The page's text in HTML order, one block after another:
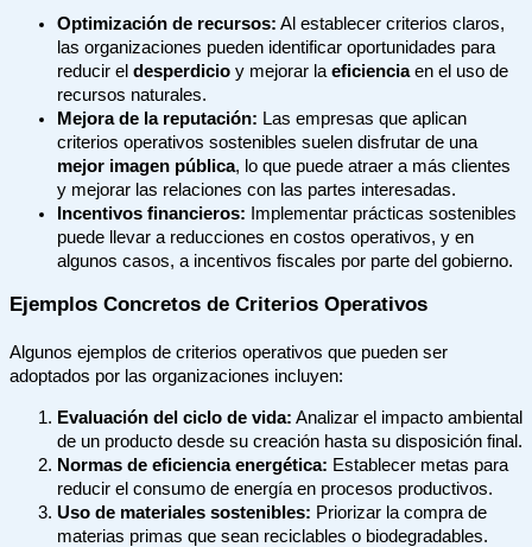
Optimización de recursos: Al establecer criterios claros,
las organizaciones pueden identificar oportunidades para
reducir el desperdicio y mejorar la eficienciaen el uso de
recursos naturales.
Mejora de la reputación: Las empresas que aplican
criterios operativos sostenibles suelen disfrutar de una
mejor imagen pública, lo que puede atraer a más clientes
y mejorar las relaciones con las partes interesadas.
Incentivos financieros: Implementar prácticas sostenibles
puede llevar a reducciones en costos operativos, y en
algunos casos, a incentivos fiscales por parte del gobierno.
Ejemplos Concretos de Criterios Operativos
Algunos ejemplos de criterios operativos que pueden ser
adoptados por las organizaciones incluyen:
Evaluación del ciclo de vida: Analizar el impacto ambiental
de un producto desde su creación hasta su disposición final.
Normas de eficiencia energética: Establecer metas para
reducir el consumo de energía en procesos productivos.
Uso de materiales sostenibles: Priorizar la compra de
materias primas que sean reciclables o biodegradables.